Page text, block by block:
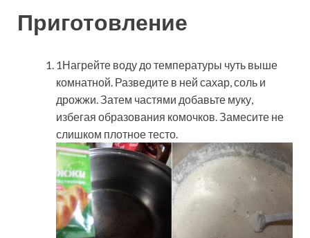
Приготовление
1Нагрейте воду до температуры чуть выше
комнатной. Разведите в ней сахар, соль и
дрожжи. Затем частями добавьте муку,
избегая образования комочков. Замесите не
слишком плотное тесто.